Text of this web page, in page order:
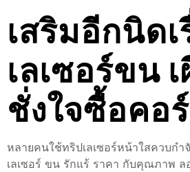
เสริมอีกนิดเ
เลเซอร์ขน
ชั่งใจซื้อคอ
หลายคนใช้ทริปเลเซอร์หน้าใสควบกำ
เลเซอร์ ขน รักแร้ ราคา กับคุณภาพ